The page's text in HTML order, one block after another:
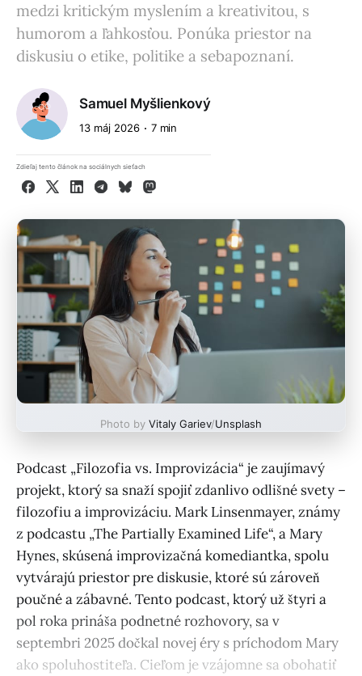
medzi kritickým myslením a kreativitou, s
humorom a ľahkosťou. Ponúka priestor na
diskusiu o etike, politike a sebapoznaní.
Samuel Myšlienkový
13 máj 2026 7 min
Zdieľaj tento článok na sociálnych sieťach
Facebook
X LinkedInTelegram
BlueskyMastodon
Photo by Vitaly Gariev/Unsplash
Podcast „Filozofia vs. Improvizácia“ je zaujímavý
projekt, ktorý sa snaží spojiť zdanlivo odlišné svety –
filozofiu a improvizáciu. Mark Linsenmayer, známy
z podcastu „The Partially Examined Life“, a Mary
Hynes, skúsená improvizačná komediantka, spolu
vytvárajú priestor pre diskusie, ktoré sú zároveň
poučné a zábavné. Tento podcast, ktorý už štyri a
pol roka prináša podnetné rozhovory, sa v
septembri 2025 dočkal novej éry s príchodom Mary
ako spoluhostiteľa. Cieľom je vzájomne sa obohatiť